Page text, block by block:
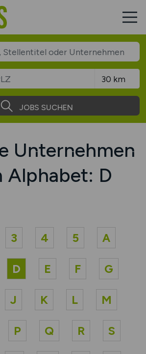
JOBS SUCHEN
Unternehmen
Alphabet: D
3 4 5 A
D E F G
J K L M
P Q R S